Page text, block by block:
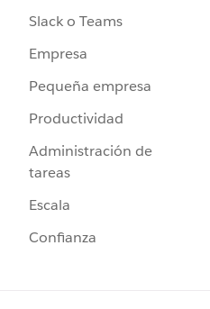
Slack o Teams
Empresa
Pequeña empresa
Productividad
Administración de
tareas
Escala
Confianza